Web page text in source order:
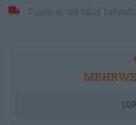
Tuote ei ole tällä